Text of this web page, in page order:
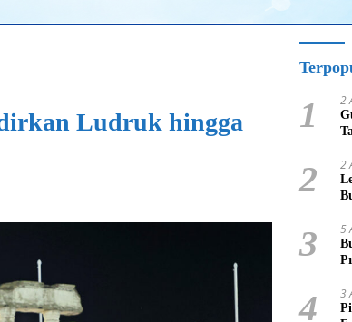
Ludruk hingga
1 2
2 2
3 5
4 3